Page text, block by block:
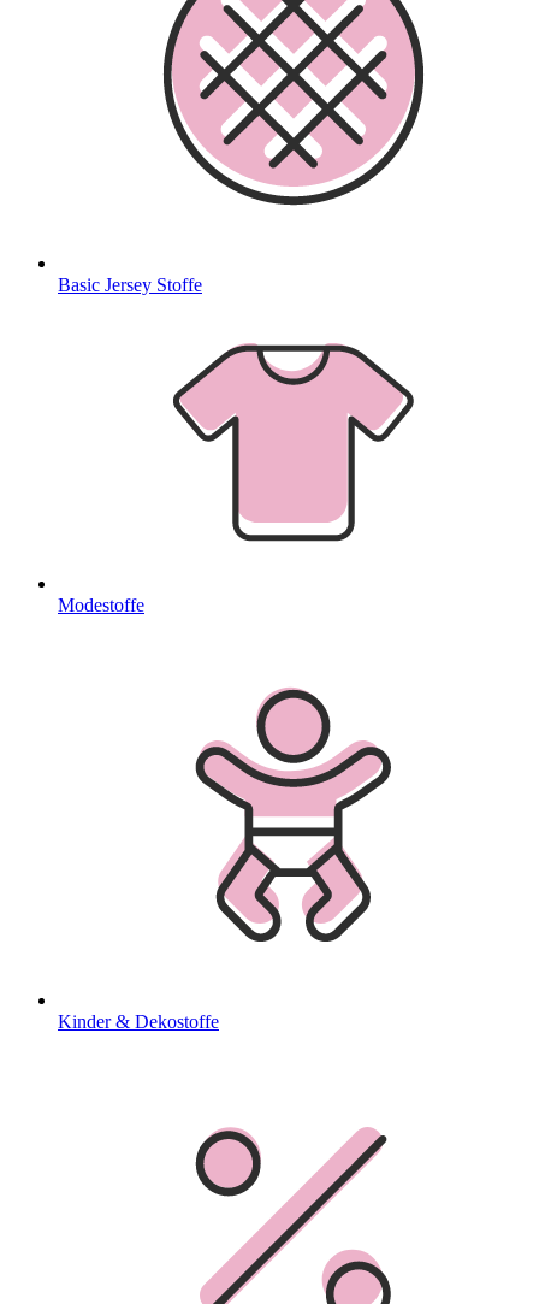
Basic Jersey Stoffe
Modestoffe
Kinder & Dekostoffe